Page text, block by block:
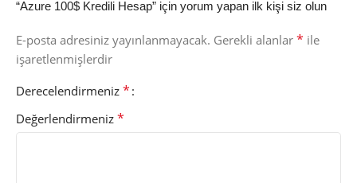
“Azure 100$ Kredili Hesap” için yorum yapan ilk kişi siz olun
E-posta adresiniz yayınlanmayacak. Gerekli alanlar * ile
işaretlenmişlerdir
Derecelendirmeniz *
Değerlendirmeniz *